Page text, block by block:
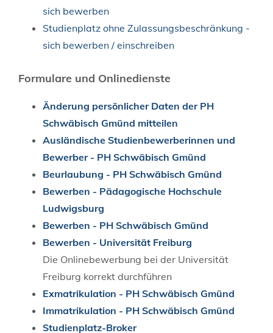
sich bewerben
Studienplatz ohne Zulassungsbeschränkung -
sich bewerben / einschreiben
Formulare und Onlinedienste
Änderung persönlicher Daten der PH
Schwäbisch Gmünd mitteilen
Ausländische Studienbewerberinnen und
Bewerber - PH Schwäbisch Gmünd
Beurlaubung - PH Schwäbisch Gmünd
Bewerben - Pädagogische Hochschule
Ludwigsburg
Bewerben - PH Schwäbisch Gmünd
Bewerben - Universität Freiburg
Die Onlinebewerbung bei der Universität
Freiburg korrekt durchführen
Exmatrikulation - PH Schwäbisch Gmünd
Immatrikulation - PH Schwäbisch Gmünd
Studienplatz-Broker